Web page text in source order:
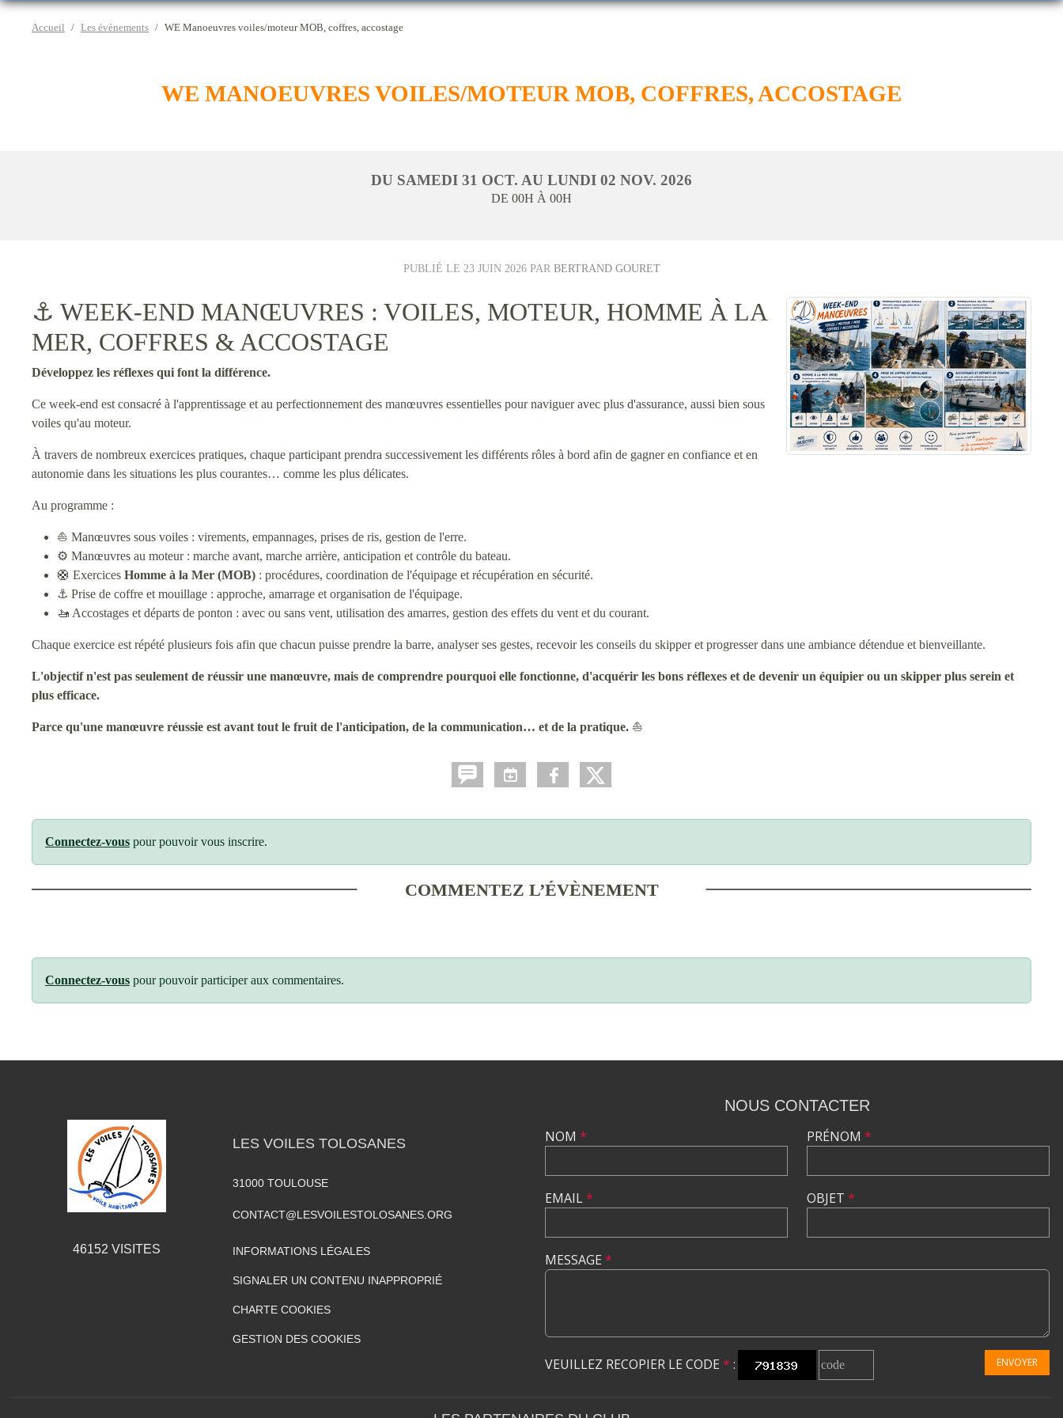
Accueil Les évènements WE Manoeuvres voiles/moteur MOB, coffres, accostage
WE MANOEUVRES VOILES/MOTEUR MOB, COFFRES, ACCOSTAGE
DU SAMEDI 31 OCT. AU LUNDI 02 NOV. 2026
DE 00H À 00H
PUBLIÉ LE 23 JUIN 2026PAR BERTRAND GOURET
⚓ WEEK-END MANŒUVRES : VOILES, MOTEUR, HOMME À LA
MER, COFFRES & ACCOSTAGE
Développez les réflexes qui font la différence.
Ce week-end est consacré à l'apprentissage et au perfectionnement des manœuvres essentielles pour naviguer avec plus d'assurance, aussi bien sous
voiles qu'au moteur.
À travers de nombreux exercices pratiques, chaque participant prendra successivement les différents rôles à bord afin de gagner en confiance et en
autonomie dans les situations les plus courantes… comme les plus délicates.
Au programme :
⛵ Manœuvres sous voiles : virements, empannages, prises de ris, gestion de l'erre.
⚙️ Manœuvres au moteur : marche avant, marche arrière, anticipation et contrôle du bateau.
🛟 Exercices Homme à la Mer (MOB) : procédures, coordination de l'équipage et récupération en sécurité.
⚓ Prise de coffre et mouillage : approche, amarrage et organisation de l'équipage.
🚤 Accostages et départs de ponton : avec ou sans vent, utilisation des amarres, gestion des effets du vent et du courant.
Chaque exercice est répété plusieurs fois afin que chacun puisse prendre la barre, analyser ses gestes, recevoir les conseils du skipper et progresser dans une ambiance détendue et bienveillante.
L'objectif n'est pas seulement de réussir une manœuvre, mais de comprendre pourquoi elle fonctionne, d'acquérir les bons réflexes et de devenir un équipier ou un skipper plus serein et
plus efficace.
Parce qu'une manœuvre réussie est avant tout le fruit de l'anticipation, de la communication… et de la pratique. ⛵
Connectez-vous pour pouvoir vous inscrire.
COMMENTEZ L’ÉVÈNEMENT
Connectez-vous pour pouvoir participer aux commentaires.
46152 VISITES
LES VOILES TOLOSANES
31000 TOULOUSE
CONTACT@LESVOILESTOLOSANES.ORG
INFORMATIONS LÉGALES
SIGNALER UN CONTENU INAPPROPRIÉ
CHARTE COOKIES
GESTION DES COOKIES
NOUS CONTACTER
NOM *
EMAIL*
PRÉNOM *
OBJET *
MESSAGE *
VEUILLEZ RECOPIER LE CODE * : ENVOYER